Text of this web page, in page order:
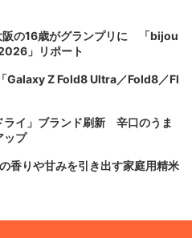
阪の16歳がグランプリに 「bijou
」リポート
Galaxy Z Fold8 Ultra／Fold8／Fl
ライ」ブランド刷新 辛口のうま
ップ
香りや甘みを引き出す家庭用精米